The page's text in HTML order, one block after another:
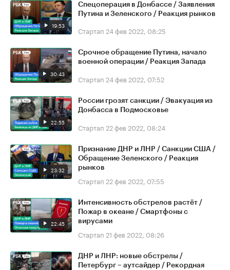
19:53
Спецоперация в Донбассе / Заявления
Путина и Зеленского / Реакция рынков
Стартап 24 фев 2022, 08:25
30:43
Срочное обращение Путина, начало
военной операции / Реакция Запада
Стартап 24 фев 2022, 07:52
22:55
России грозят санкции / Эвакуация из
Донбасса в Подмосковье
Стартап 22 фев 2022, 08:24
23:32
Признание ДНР и ЛНР / Санкции США /
Обращение Зеленского / Реакция
рынков
Стартап 22 фев 2022, 07:55
22:45
Интенсивность обстрелов растёт /
Пожар в океане / Смартфоны с
вирусами
Стартап 21 фев 2022, 08:26
ДНР и ЛНР: новые обстрелы /
Петербург – аутсайдер / Рекордная